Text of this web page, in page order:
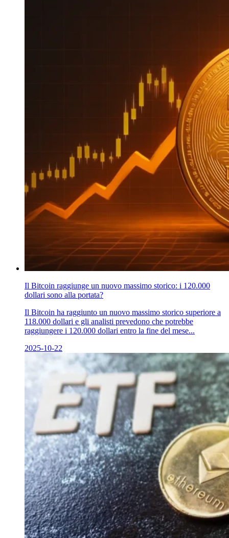
Il Bitcoin raggiunge un nuovo massimo storico: i 120.000
dollari sono alla portata?
Il Bitcoin ha raggiunto un nuovo massimo storico superiore a
118.000 dollari e gli analisti prevedono che potrebbe
raggiungere i 120.000 dollari entro la fine del mese...
2025-10-22